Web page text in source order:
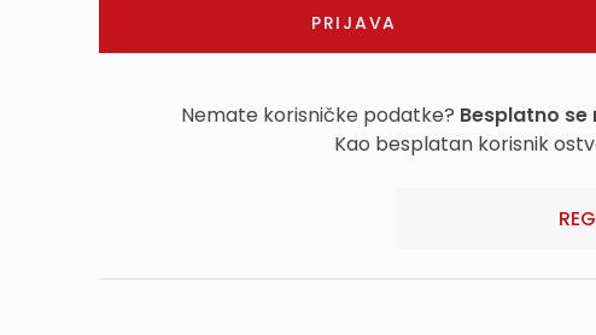
Nemate korisničke podatke? Besplatno
Kao besplatan korisnik